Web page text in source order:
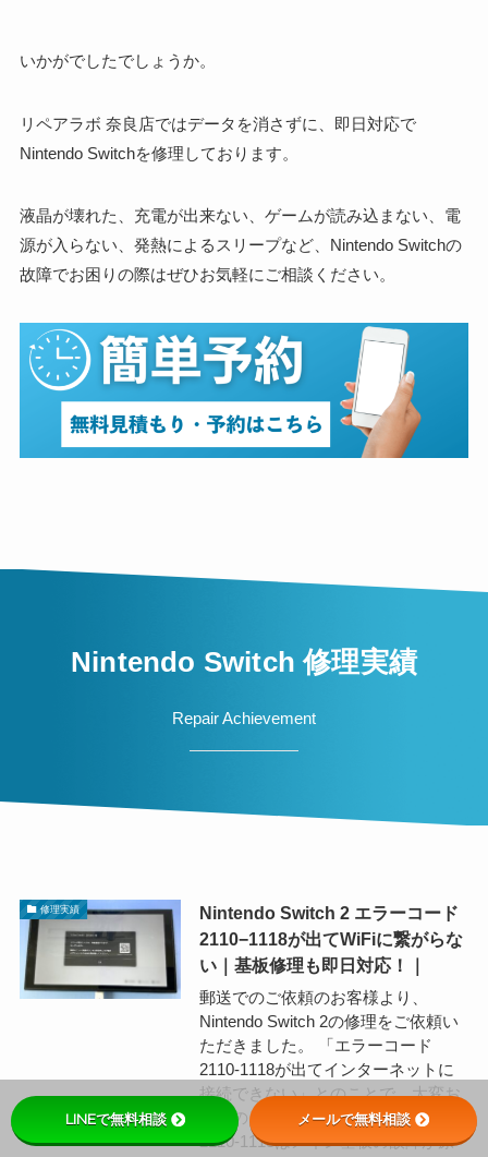
いかがでしたでしょうか。
リペアラボ 奈良店ではデータを消さずに、即日対応で
Nintendo Switchを修理しております。
液晶が壊れた、充電が出来ない、ゲームが読み込まない、電
源が入らない、発熱によるスリープなど、Nintendo Switchの
故障でお困りの際はぜひお気軽にご相談ください。
Nintendo Switch 修理実績
Repair Achievement
修理実績
Nintendo Switch 2 エラーコード
2110−1118が出てWiFiに繋がらな
い｜基板修理も即日対応！｜
郵送でのご依頼のお客様より、
Nintendo Switch 2の修理をご依頼い
ただきました。 「エラーコード
2110-1118が出てインターネットに
接続できない」とのことで、大変お
困りのご様子でした。 エラーコード
2110-1118はメイン基板の故障が原
LINEで無料相談 メールで無料相談